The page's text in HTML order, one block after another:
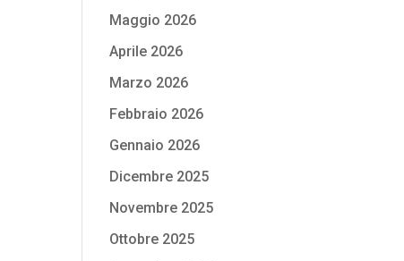
Maggio 2026
Aprile 2026
Marzo 2026
Febbraio 2026
Gennaio 2026
Dicembre 2025
Novembre 2025
Ottobre 2025